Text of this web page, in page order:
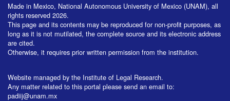
Made in Mexico, National Autonomous University of Mexico (UNAM), all
rights reserved 2026.
This page and its contents may be reproduced for non-profit purposes, as
long as it is not mutilated, the complete source and its electronic address
are cited.
Otherwise, it requires prior written permission from the institution.
Website managed by the Institute of Legal Research.
Any matter related to this portal please send an email to:
padiij@unam.mx